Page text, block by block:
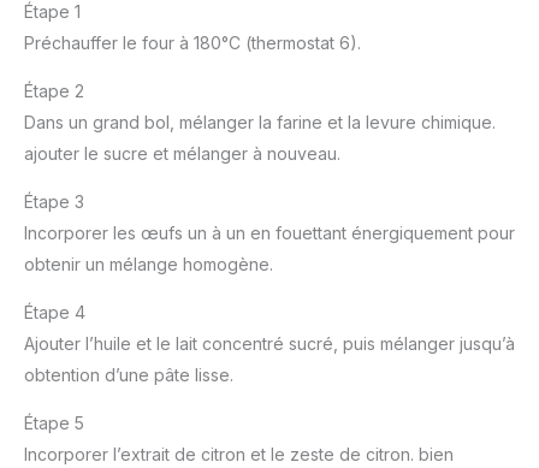
Étape 1
Préchauffer le four à 180°C (thermostat 6).
Étape 2
Dans un grand bol, mélanger la farine et la levure chimique.
ajouter le sucre et mélanger à nouveau.
Étape 3
Incorporer les œufs un à un en fouettant énergiquement pour
obtenir un mélange homogène.
Étape 4
Ajouter l’huile et le lait concentré sucré, puis mélanger jusqu’à
obtention d’une pâte lisse.
Étape 5
Incorporer l’extrait de citron et le zeste de citron. bien